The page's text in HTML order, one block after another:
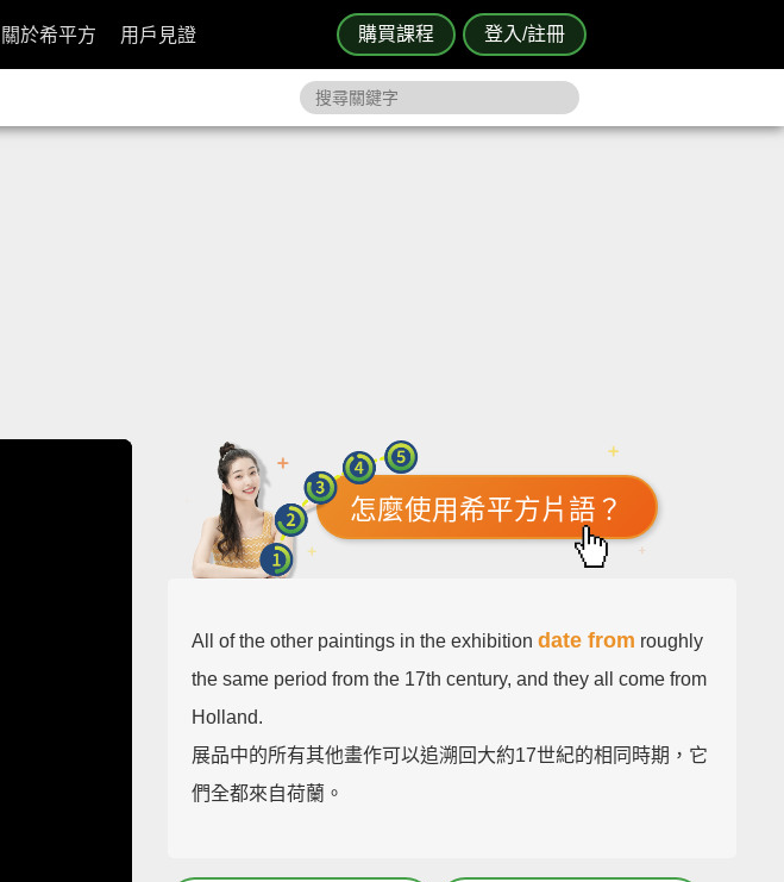
購買課程 登入/註冊
關於希平方 用戶見證
怎麼使用希平方片語？
All of the other paintings in the exhibitiondate from roughly
the same period from the 17th century, and they all come from
Holland.
展品中的所有其他畫作可以追溯回大約17世紀的相同時期，它
們全都來自荷蘭。